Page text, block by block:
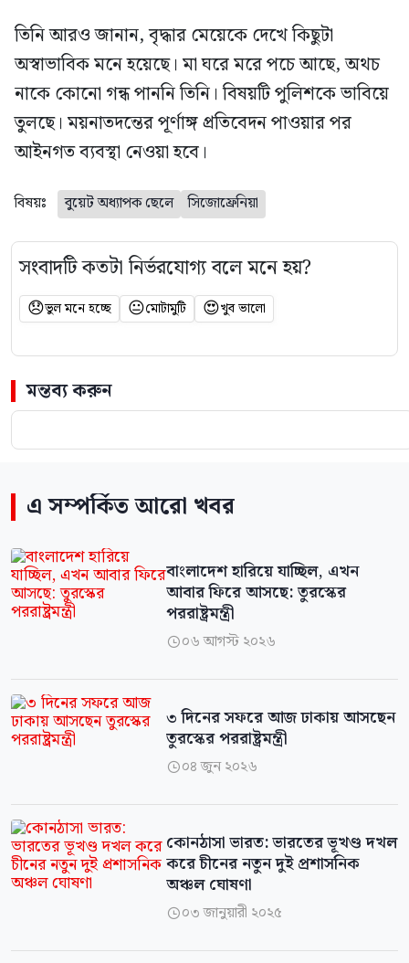
তিনি আরও জানান, বৃদ্ধার মেয়েকে দেখে কিছুটা
অস্বাভাবিক মনে হয়েছে। মা ঘরে মরে পচে আছে, অথচ
নাকে কোনো গন্ধ পাননি তিনি। বিষয়টি পুলিশকে ভাবিয়ে
তুলছে। ময়নাতদন্তের পূর্ণাঙ্গ প্রতিবেদন পাওয়ার পর
আইনগত ব্যবস্থা নেওয়া হবে।
বিষয়ঃ বুয়েট অধ্যাপক ছেলে সিজোফ্রেনিয়া
সংবাদটি কতটা নির্ভরযোগ্য বলে মনে হয়?
😞ভুল মনে হচ্ছে 😐মোটামুটি 😍খুব ভালো
মন্তব্য করুন
এ সম্পর্কিত আরো খবর
বাংলাদেশ হারিয়ে যাচ্ছিল, এখন
আবার ফিরে আসছে: তুরস্কের
পররাষ্ট্রমন্ত্রী
০৬ আগস্ট ২০২৬
৩ দিনের সফরে আজ ঢাকায় আসছেন
তুরস্কের পররাষ্ট্রমন্ত্রী
০৪ জুন ২০২৬
কোনঠাসা ভারত: ভারতের ভূখণ্ড দখল
করে চীনের নতুন দুই প্রশাসনিক
অঞ্চল ঘোষণা
০৩ জানুয়ারী ২০২৫